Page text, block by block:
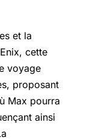
et la
cette
voyage
proposant
Max pourra
ainsi